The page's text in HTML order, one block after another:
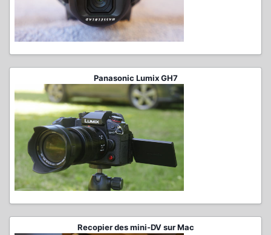
Panasonic Lumix GH7
Recopier des mini-DV sur Mac